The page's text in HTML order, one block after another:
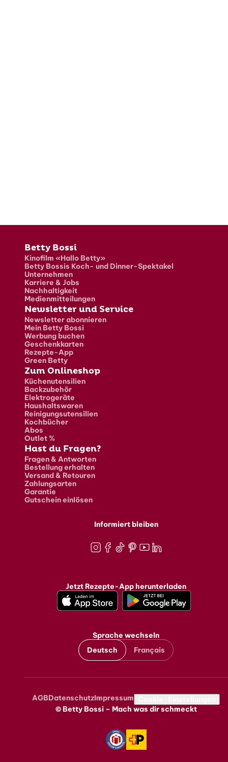
Fusszeile
Betty Bossi
Kinofilm «Hallo Betty»
Betty Bossis Koch- und Dinner-Spektakel
Unternehmen
Karriere & Jobs
Nachhaltigkeit
Medienmitteilungen
Newsletter und Service
Newsletter abonnieren
Mein Betty Bossi
Werbung buchen
Geschenkkarten
Rezepte-App
Green Betty
Zum Onlineshop
Küchenutensilien
Backzubehör
Elektrogeräte
Haushaltswaren
Reinigungsutensilien
Kochbücher
Abos
Outlet %
Hast du Fragen?
Fragen & Antworten
Bestellung erhalten
Versand & Retouren
Zahlungsarten
Garantie
Gutschein einlösen
Informiert bleiben
Jetzt Rezepte-App herunterladen
Sprache wechseln
Deutsch
Français
Metanavigation
AGBDatenschutzImpressum
© Betty Bossi – Mach was dir schmeckt